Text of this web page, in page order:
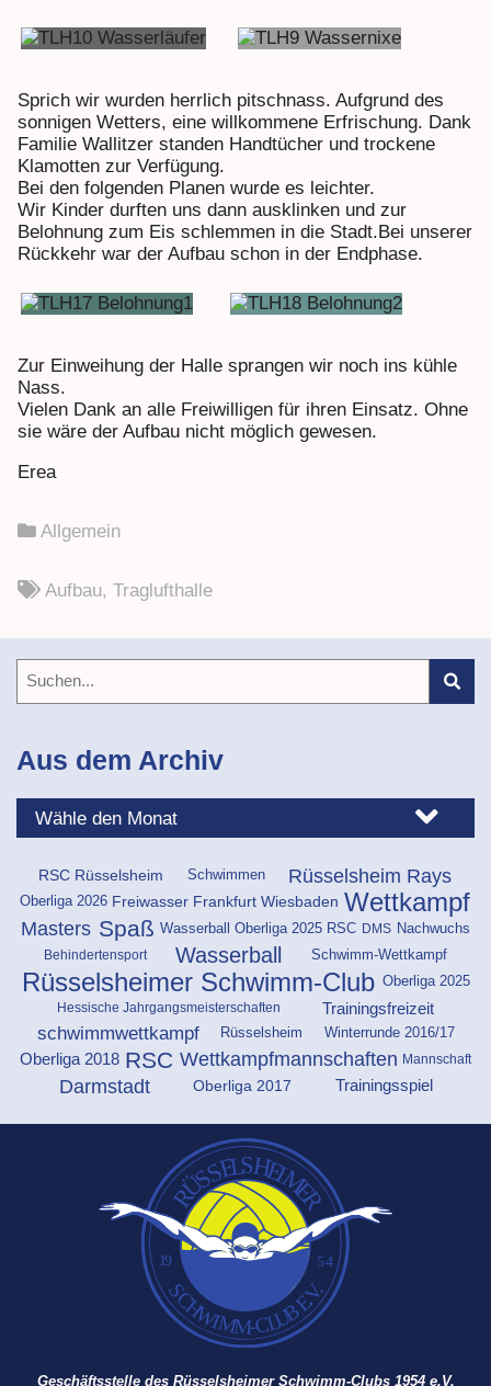
Sprich wir wurden herrlich pitschnass. Aufgrund des
sonnigen Wetters, eine willkommene Erfrischung. Dank
Familie Wallitzer standen Handtücher und trockene
Klamotten zur Verfügung.
Bei den folgenden Planen wurde es leichter.
Wir Kinder durften uns dann ausklinken und zur
Belohnung zum Eis schlemmen in die Stadt.Bei unserer
Rückkehr war der Aufbau schon in der Endphase.
Zur Einweihung der Halle sprangen wir noch ins kühle
Nass.
Vielen Dank an alle Freiwilligen für ihren Einsatz. Ohne
sie wäre der Aufbau nicht möglich gewesen.
Erea
Allgemein
Aufbau, Traglufthalle
Aus dem Archiv
RSC Rüsselsheim Schwimmen Rüsselsheim Rays
Oberliga 2026 Freiwasser Frankfurt Wiesbaden Wettkampf
Masters Spaß Wasserball Oberliga 2025 RSC DMS Nachwuchs
Behindertensport
Wasserball Schwimm-Wettkampf
Rüsselsheimer Schwimm-Club Oberliga 2025
Hessische Jahrgangsmeisterschaften Trainingsfreizeit
schwimmwettkampf Rüsselsheim Winterrunde 2016/17
Oberliga 2018 RSC Wettkampfmannschaften Mannschaft
Darmstadt Oberliga 2017 Trainingsspiel
Geschäftsstelle des Rüsselsheimer Schwimm-Clubs 1954 e.V.